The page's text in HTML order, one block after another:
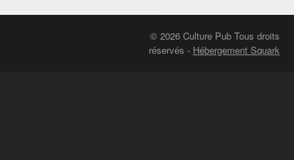
© 2026 Culture Pub Tous droits
réservés - Hébergement Squark